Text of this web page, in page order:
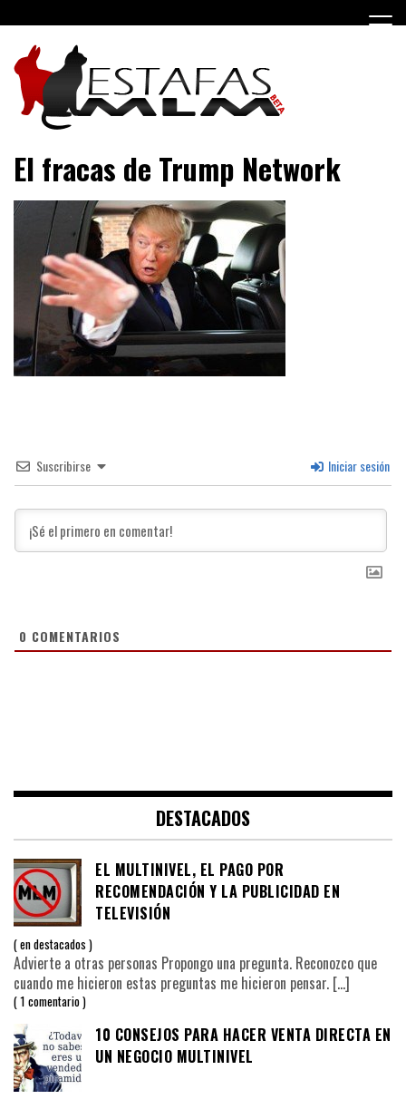
al
contenido
Estafas MLM
El fracas de Trump Network
Suscribirse Iniciar sesión
0 COMENTARIOS
DESTACADOS
EL MULTINIVEL, EL PAGO POR
RECOMENDACIÓN Y LA PUBLICIDAD EN
TELEVISIÓN
endestacados
Advierte a otras personas Propongo una pregunta. Reconozco que
cuando me hicieron estas preguntas me hicieron pensar. […]
1 comentario
10 CONSEJOS PARA HACER VENTA DIRECTA EN
UN NEGOCIO MULTINIVEL